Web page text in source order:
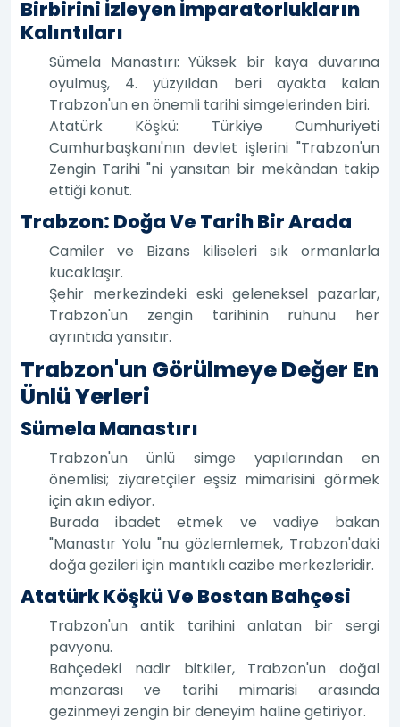
Birbirini İzleyen İmparatorlukların
Kalıntıları
Sümela Manastırı: Yüksek bir kaya duvarına
oyulmuş, 4. yüzyıldan beri ayakta kalan
Trabzon'un en önemli tarihi simgelerinden biri.
Atatürk Köşkü: Türkiye Cumhuriyeti
Cumhurbaşkanı'nın devlet işlerini "Trabzon'un
Zengin Tarihi "ni yansıtan bir mekândan takip
ettiği konut.
Trabzon: Doğa Ve Tarih Bir Arada
Camiler ve Bizans kiliseleri sık ormanlarla
kucaklaşır.
Şehir merkezindeki eski geleneksel pazarlar,
Trabzon'un zengin tarihinin ruhunu her
ayrıntıda yansıtır.
Trabzon'un Görülmeye Değer En
Ünlü Yerleri
Sümela Manastırı
Trabzon'un ünlü simge yapılarından en
önemlisi; ziyaretçiler eşsiz mimarisini görmek
için akın ediyor.
Burada ibadet etmek ve vadiye bakan
"Manastır Yolu "nu gözlemlemek, Trabzon'daki
doğa gezileri için mantıklı cazibe merkezleridir.
Atatürk Köşkü Ve Bostan Bahçesi
Trabzon'un antik tarihini anlatan bir sergi
pavyonu.
Bahçedeki nadir bitkiler, Trabzon'un doğal
manzarası ve tarihi mimarisi arasında
gezinmeyi zengin bir deneyim haline getiriyor.